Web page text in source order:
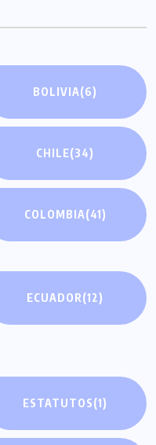
BOLIVIA(6)
CHILE(34)
COLOMBIA(41)
ECUADOR(12)
ESTATUTOS(1)